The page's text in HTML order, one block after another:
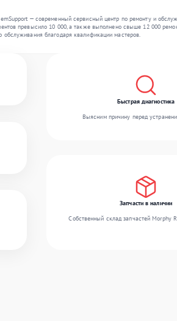
— современный сервисный центр по ремонту и
превысило 10 000, а также выполнено свыше 12 000
обслуживания благодаря квалификации мастеров.
Быстрая диагностика
Выясним причину перед
Запчасти в наличии
Собственный склад запчастей Morphy